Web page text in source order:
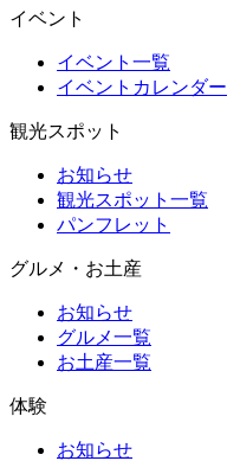
イベント
イベント一覧
イベントカレンダー
観光スポット
お知らせ
観光スポット一覧
パンフレット
グルメ・お土産
お知らせ
グルメ一覧
お土産一覧
体験
お知らせ